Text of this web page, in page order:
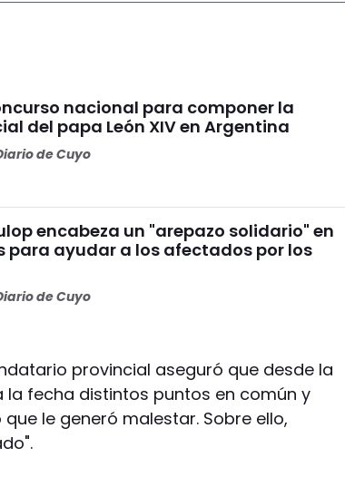
nacional para componer la
del papa León XIV en Argentina
de Cuyo
encabeza un "arepazo solidario" en
para ayudar a los afectados por los
de Cuyo
provincial aseguró que desde la
fecha distintos puntos en común y
le generó malestar. Sobre ello,